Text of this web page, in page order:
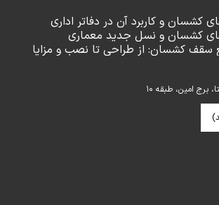
کشسان و کاربرد آن در دفاتر اداری
کشسان و نسل جدید معماری
سقف کشسان: از طراحی تا نصب و مزایا
برج امین، طبقه ۱۰